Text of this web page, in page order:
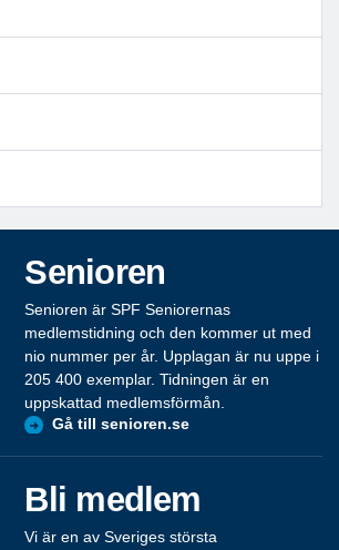
Senioren
Senioren är SPF Seniorernas
medlemstidning och den kommer ut med
nio nummer per år. Upplagan är nu uppe i
205 400 exemplar. Tidningen är en
uppskattad medlemsförmån.
Gå till senioren.se
Bli medlem
Vi är en av Sveriges största